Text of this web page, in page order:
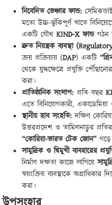
নিবেদিত ভেঞ্চার ফান্ড:
মতো উচ্চ-ঝুঁকিপূর্ণ খাতে
একটি যৌথ KIND-Xফান্ডগঠন
দ্রুত নিয়ন্ত্রক ব্যবস্থা (
ক্রয় প্রক্রিয়ায় (DAP) একটি “
থেকে যুদ্ধক্ষেত্রে প্রযুক্তি
করা।
প্রাতিষ্ঠানিক সংলাপ: প্রতি বছর
এতে বিনিয়োগকারী, একাডেমিয়া
স্থানীয় হাব সংহতি: দক্ষিণ
উত্তরপ্রদেশ ও তামিলনাড়ুর
“কোরিয়া-ভারত টেক জোন”
সামুদ্রিক ও দ্বিমুখী ব্যবহারের
নির্মাণ দক্ষতা কাজে লাগিয়ে
স্বয়ংক্রিয় ব্যবস্থাকে
করা।